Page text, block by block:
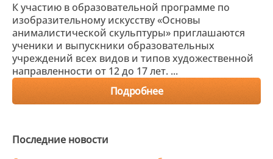
К участию в образовательной программе по
изобразительному искусству «Основы
анималистической скульптуры» приглашаются
ученики и выпускники образовательных
учреждений всех видов и типов художественной
направленности от 12 до 17 лет. ...
Подробнее
Последние новости